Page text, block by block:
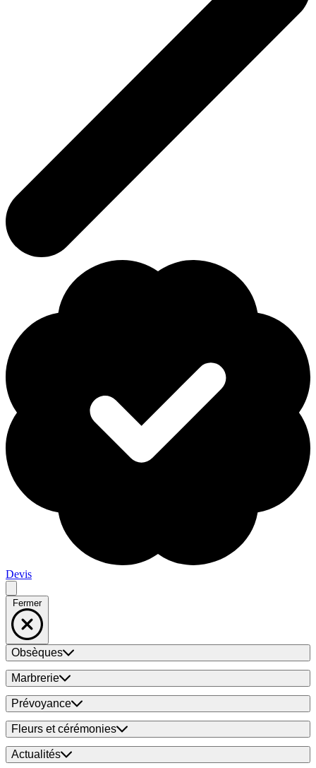
Devis
Fermer
Obsèques
Marbrerie
Prévoyance
Fleurs et cérémonies
Actualités